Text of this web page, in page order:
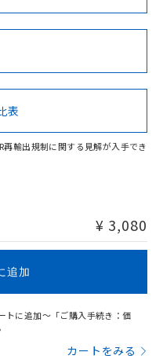
Cd Cr(VI)
性があります。
No No
格認証/適合状況ページへ
ージからご検索ください
表
輸出規制に関する見解が入手でき
¥ 3,080
追加
トに追加～「ご購入手続き：価
カートをみる